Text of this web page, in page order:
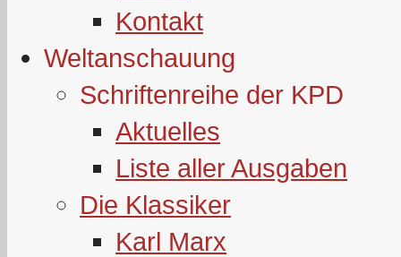
Kontakt
Weltanschauung
Schriftenreihe der KPD
Aktuelles
Liste aller Ausgaben
Die Klassiker
Karl Marx